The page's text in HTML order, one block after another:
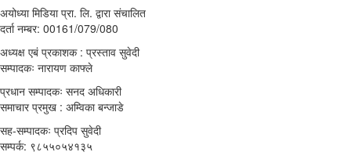
अयोध्या मिडिया प्रा. लि. द्वारा संचालित
दर्ता नम्बर: 00161/079/080
अध्यक्ष एबं प्रकाशक : प्रस्ताव सुवेदी
सम्पादकः नारायण काफ्ले
प्रधान सम्पादकः सनद अधिकारी
समाचार प्रमुख : अम्विका बन्जाडे
सह-सम्पादकः प्रदिप सुवेदी
सम्पर्क: ९८५५०५४१३५